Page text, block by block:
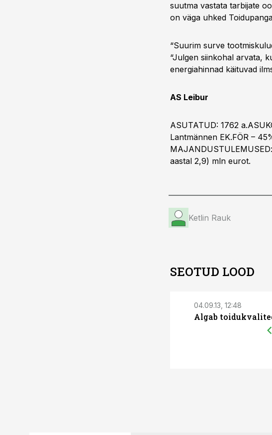
suutma vastata tarbijate
on väga uhked
“Suurim surve
“Julgen siinkohal arvata,
energiahinnad käituvad
AS Leibur
ASUTATUD: 1762
Lantmännen EK.FÖR –
aastal 2,9) mln eurot.
Ketlin Rauk
SEOTUD LOOD
04.09.13, 12:48
Algab